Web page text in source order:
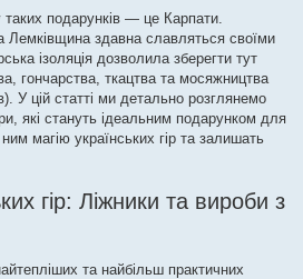
подарунків — це Карпати.
Лемківщина здавна славляться своїми
ізоляція дозволила зберегти тут
гончарства, ткацтва та мосяжництва
У цій статті ми детально розглянемо
які стануть ідеальним подарунком для
магію українських гір та залишать
гір: Ліжники та вироби з
та найбільш практичних